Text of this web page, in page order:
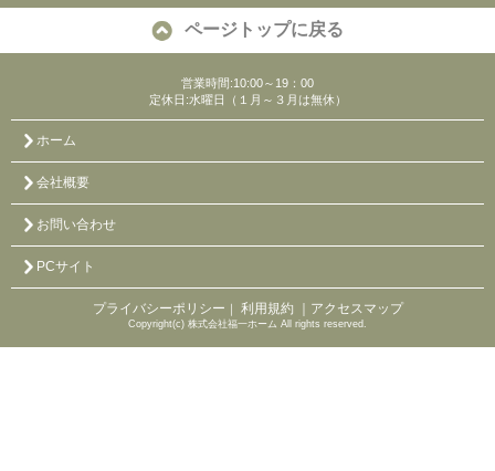
ページトップに戻る
営業時間:10:00～19：00
定休日:水曜日（１月～３月は無休）
ホーム
会社概要
お問い合わせ
PCサイト
プライバシーポリシー ｜ 利用規約 ｜アクセスマップ
Copyright(c) 株式会社福一ホーム All rights reserved.